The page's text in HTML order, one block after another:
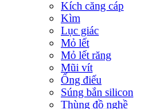
Kích căng cáp
Kìm
Lục giác
Mỏ lết
Mỏ lết răng
Mũi vít
Ống điếu
Súng bắn silicon
Thùng đồ nghề